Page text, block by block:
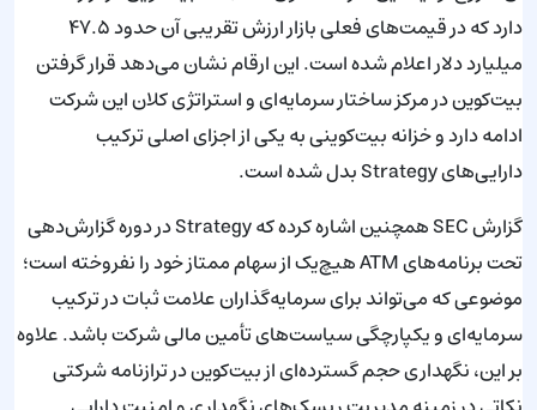
دارد که در قیمت‌های فعلی بازار ارزش تقریبی آن حدود ۴۷.۵
میلیارد دلار اعلام شده است. این ارقام نشان می‌دهد قرار گرفتن
بیت‌کوین در مرکز ساختار سرمایه‌ای و استراتژی کلان این شرکت
ادامه دارد و خزانه بیت‌کوینی به یکی از اجزای اصلی ترکیب
دارایی‌های Strategy بدل شده است.
گزارش SEC همچنین اشاره کرده که Strategy در دوره گزارش‌دهی
تحت برنامه‌های ATM هیچ‌یک از سهام ممتاز خود را نفروخته است؛
موضوعی که می‌تواند برای سرمایه‌گذاران علامت ثبات در ترکیب
سرمایه‌ای و یکپارچگی سیاست‌های تأمین مالی شرکت باشد. علاوه
بر این، نگهداری حجم گسترده‌ای از بیت‌کوین در ترازنامه شرکتی